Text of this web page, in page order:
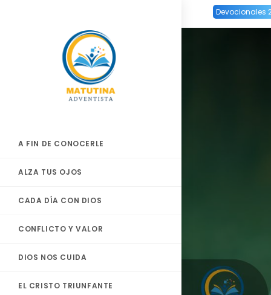
Devocionales
A FIN DE CONOCERLE
ALZA TUS OJOS
CADA DÍA CON DIOS
CONFLICTO Y VALOR
DIOS NOS CUIDA
EL CRISTO TRIUNFANTE